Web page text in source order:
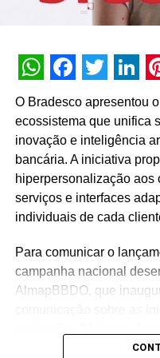
WhatsApp
Facebook
Twitter
O Bradesco apresentou
ecossistema que unifica
inovação e inteligência
bancária. A iniciativa
hiperpersonalização aos
serviços e interfaces
individuais de cada
Para comunicar o
campanha nacional
AlmapBBDO, que
junto com os brasileiros,